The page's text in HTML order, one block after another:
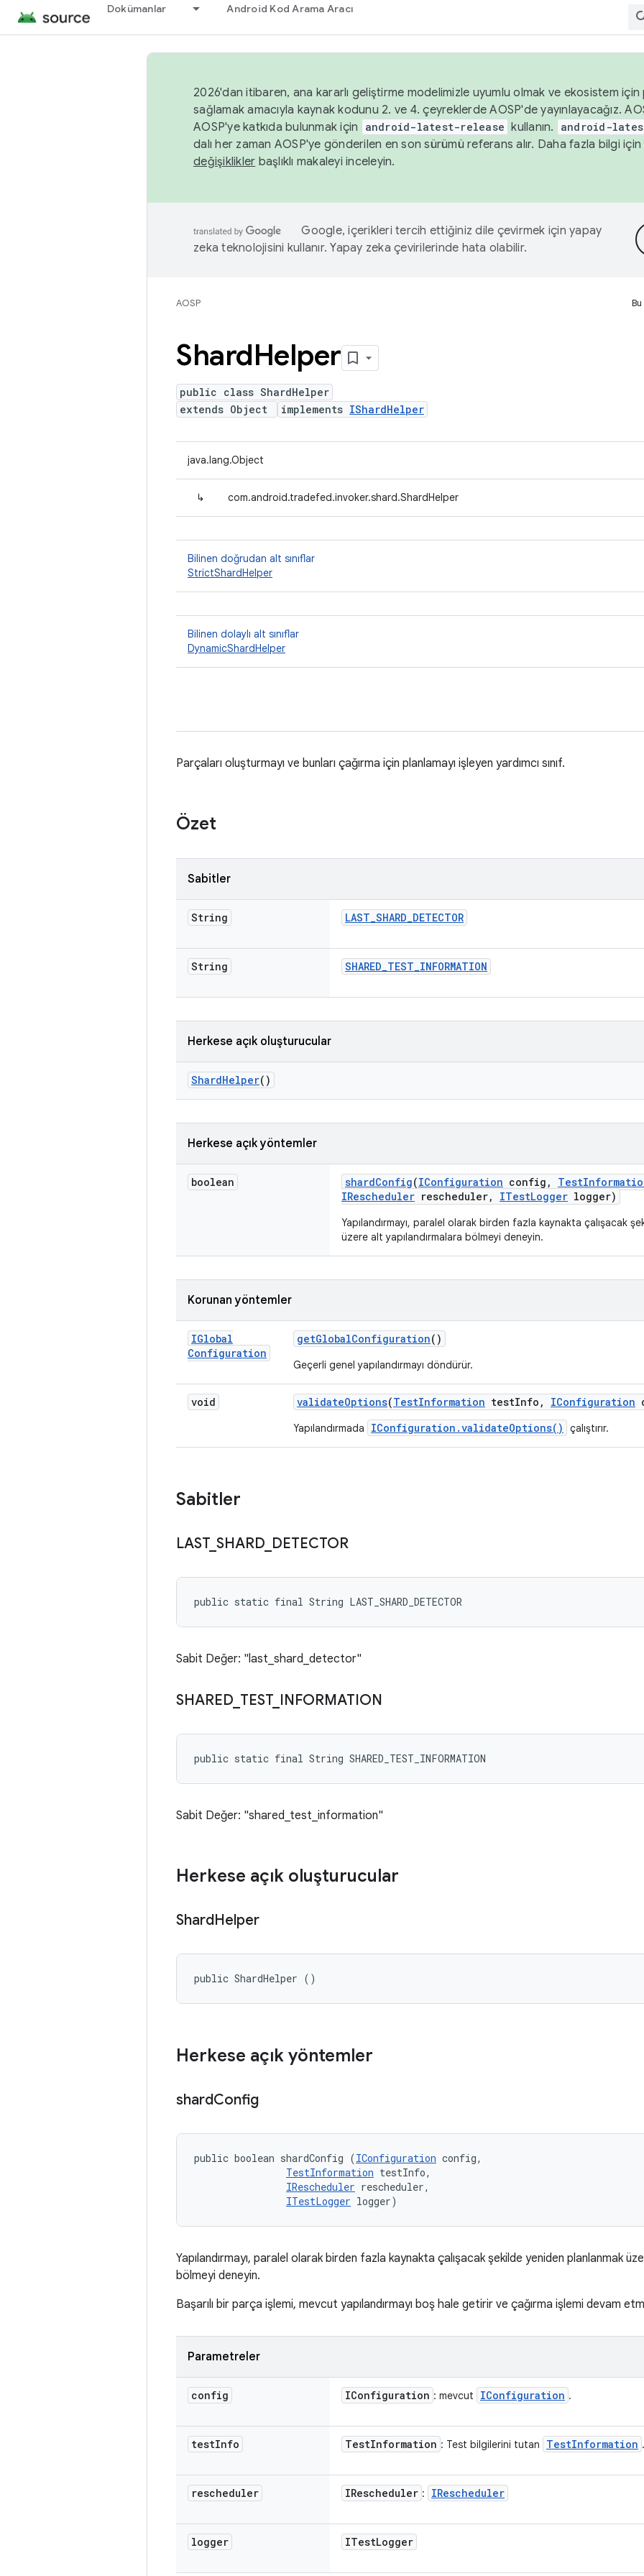
Dokümanlar Android Kod Arama Aracı
2026'dan itibaren, ana kararlı geliştirme modelimizle uyumlu olmak ve ekosistem için
sağlamak amacıyla kaynak kodunu 2. ve 4. çeyreklerde AOSP'de yayınlayacağız.
AOSP'ye katkıda bulunmak için
android-latest-release kullanın. android-
dalı her zaman AOSP'ye gönderilen en son sürümü referans alır. Daha fazla bilgi için
değişiklikler başlıklı makaleyi inceleyin.
Google, içerikleri tercih ettiğiniz dile çevirmek için yapay
zeka teknolojisini kullanır. Yapay zeka çevirilerinde hata olabilir.
AOSP
ShardHelper
public class ShardHelper
extends Object
implements IShardHelper
java.lang.Object
↳ com.android.tradefed.invoker.shard.ShardHelper
Bilinen doğrudan alt sınıflar
StrictShardHelper
Bilinen dolaylı alt sınıflar
DynamicShardHelper
Parçaları oluşturmayı ve bunları çağırma için planlamayı işleyen yardımcı sınıf.
Özet
Sabitler
String LAST_SHARD_DETECTOR
String SHARED_TEST_INFORMATION
Herkese açık oluşturucular
ShardHelper()
Herkese açık yöntemler
boolean shardConfig(IConfiguration config , Test
IRescheduler rescheduler, ITestLogger logger)
Yapılandırmayı, paralel olarak birden fazla kaynakta çalışacak
üzere alt yapılandırmalara bölmeyi deneyin.
Korunan yöntemler
IGlobal
Configuration
getGlobalConfiguration()
Geçerli genel yapılandırmayı döndürür.
void validateOptions(TestInformation testInfo , IConfiguration
Yapılandırmada IConfiguration.validateOptions() çalıştırır.
Sabitler
LAST_ SHARD DETECTOR
public static final String LAST_SHARD_DETECTOR
Sabit Değer: "last_shard_detector"
SHARED TEST_ INFORMATION
public static final String SHARED_TEST_INFORMATION
Sabit Değer: "shared_test_information"
Herkese açık oluşturucular
ShardHelper
public ShardHelper ()
Herkese açık yöntemler
shardConfig
public boolean shardConfig (IConfiguration config,
TestInformation testInfo,
IRescheduler rescheduler,
ITestLogger logger)
Yapılandırmayı, paralel olarak birden fazla kaynakta çalışacak şekilde yeniden planlanmak
bölmeyi deneyin.
Başarılı bir parça işlemi, mevcut yapılandırmayı boş hale getirir ve çağırma işlemi devam
Parametreler
config IConfiguration : mevcut IConfiguration .
testInfo TestInformation : Test bilgilerini tutan TestInformation .
rescheduler IRescheduler : IRescheduler
logger ITestLogger